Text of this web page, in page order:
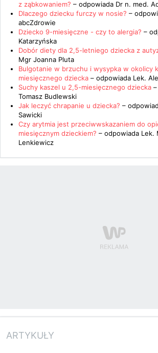
z ząbkowaniem? – odpowiada Dr n. med.
Dlaczego dziecku furczy w nosie? –
abcZdrowie
Dziecko 9-miesięczne - czy to alergia? –
Katarzyńska
Dobór diety dla 2,5-letniego dziecka z
Mgr Joanna Pluta
Bulgotanie w brzuchu i wysypka w okolicy
miesięcznego dziecka – odpowiada Lek.
Suchy kaszel u 2,5-miesięcznego dziecka
Tomasz Budlewski
Jak leczyć chrapanie u dziecka? –
Sawicki
Czy arytmia jest przeciwwskazaniem do
miesięcznym dzieckiem? – odpowiada Lek.
Lenkiewicz
ARTYKUŁY